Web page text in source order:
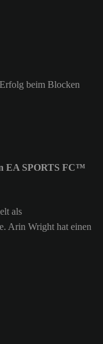
beim Blocken
EA SPORTS FC™
als
Arin Wright hat einen